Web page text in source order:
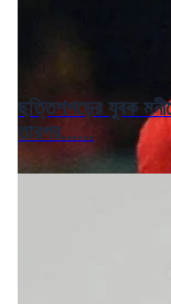
ছত্তিশগড়ের যুবক
তারপর......